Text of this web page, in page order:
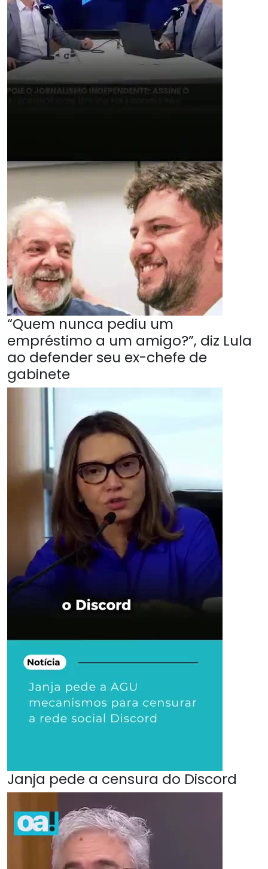
“Quem nunca pediu um
empréstimo a um amigo?”, diz Lula
ao defender seu ex-chefe de
gabinete
Janja pede a censura do Discord